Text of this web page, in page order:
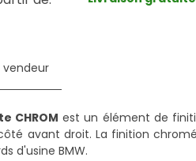
vendeur
CHROM est un élément de
avant droit. La finition
d'usine BMW.